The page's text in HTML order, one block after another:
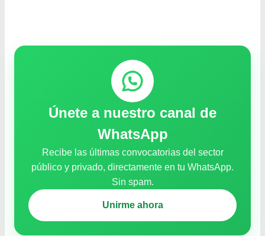
Únete a nuestro canal de
WhatsApp
Recibe las últimas convocatorias del sector
público y privado, directamente en tu WhatsApp.
Sin spam.
Unirme ahora